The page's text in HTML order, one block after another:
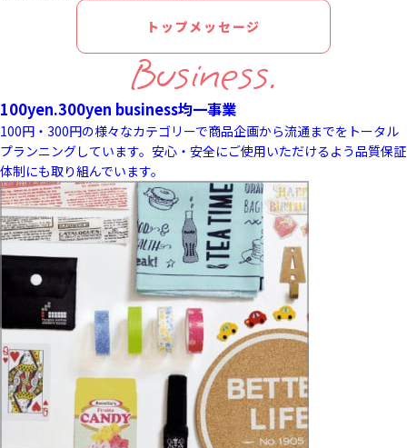
トップメッセージ
Business.
100yen.300yen business均一事業
100円・300円の様々なカテゴリーで商品企画から流通までをトータル
プランニングしています。安心・安全にご使用いただけるよう品質保証
体制にも取り組んでいます。